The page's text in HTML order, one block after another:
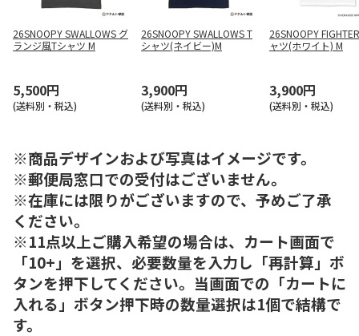
26SNOOPY SWALLOWS グ
ランジ風Tシャツ M
5,500円
(送料別・税込)
26SNOOPY SWALLOWS T
シャツ(ネイビー)M
3,900円
(送料別・税込)
26SNOOPY
ャツ(ホワイト) M
3,900円
(送料別・税込)
※商品デザインおよび写真はイメージです。
※郵便局窓口での受付はございません。
※在庫には限りがございますので、予めご了承
ください。
※11点以上ご購入希望の場合は、カート画面で
「10+」を選択、必要数量を入力し「再計算」ボ
タンを押下してください。当画面での「カートに
入れる」ボタン押下時の数量選択は1個で結構で
す。